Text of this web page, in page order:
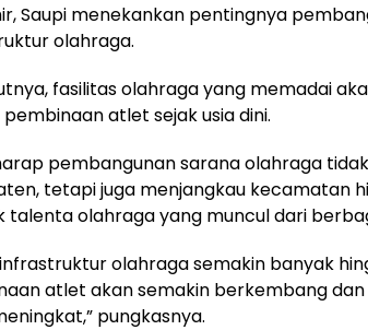
Saupi menekankan pentingnya
olahraga.
fasilitas olahraga yang memadai
atlet sejak usia dini.
pembangunan sarana olahraga
tetapi juga menjangkau kecamatan
talenta olahraga yang muncul dari
infrastruktur olahraga semakin banyak
atlet akan semakin berkembang
pungkasnya.